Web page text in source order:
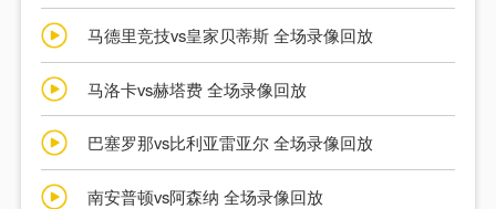
马德里竞技vs皇家贝蒂斯 全场录像回放
马洛卡vs赫塔费 全场录像回放
巴塞罗那vs比利亚雷亚尔 全场录像回放
南安普顿vs阿森纳 全场录像回放